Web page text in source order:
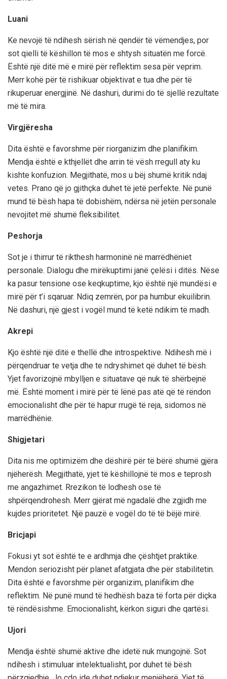
Luani
Ke nevojë të ndihesh sërish në qendër të vëmendjes, por
sot qielli të këshillon të mos e shtysh situatën me forcë.
Është një ditë më e mirë për reflektim sesa për veprim.
Merr kohë për të rishikuar objektivat e tua dhe për të
rikuperuar energjinë. Në dashuri, durimi do të sjellë rezultate
më të mira.
Virgjëresha
Dita është e favorshme për riorganizim dhe planifikim.
Mendja është e kthjellët dhe arrin të vësh rregull aty ku
kishte konfuzion. Megjithatë, mos u bëj shumë kritik ndaj
vetes. Prano që jo gjithçka duhet të jetë perfekte. Në punë
mund të bësh hapa të dobishëm, ndërsa në jetën personale
nevojitet më shumë fleksibilitet.
Peshorja
Sot je i thirrur të rikthesh harmoninë në marrëdhëniet
personale. Dialogu dhe mirëkuptimi janë çelësi i ditës. Nëse
ka pasur tensione ose keqkuptime, kjo është një mundësi e
mirë për t’i sqaruar. Ndiq zemrën, por pa humbur ekuilibrin.
Në dashuri, një gjest i vogël mund të ketë ndikim të madh.
Akrepi
Kjo është një ditë e thellë dhe introspektive. Ndihesh më i
përqendruar te vetja dhe te ndryshimet që duhet të bësh.
Yjet favorizojnë mbylljen e situatave që nuk të shërbejnë
më. Është moment i mirë për të lënë pas atë që të rëndon
emocionalisht dhe për të hapur rrugë të reja, sidomos në
marrëdhënie.
Shigjetari
Dita nis me optimizëm dhe dëshirë për të bërë shumë gjëra
njëherësh. Megjithatë, yjet të këshillojnë të mos e teprosh
me angazhimet. Rrezikon të lodhesh ose të
shpërqendrohesh. Merr gjërat më ngadalë dhe zgjidh me
kujdes prioritetet. Një pauzë e vogël do të të bëjë mirë.
Bricjapi
Fokusi yt sot është te e ardhmja dhe çështjet praktike.
Mendon seriozisht për planet afatgjata dhe për stabilitetin.
Dita është e favorshme për organizim, planifikim dhe
reflektim. Në punë mund të hedhësh baza të forta për diçka
të rëndësishme. Emocionalisht, kërkon siguri dhe qartësi.
Ujori
Mendja është shumë aktive dhe idetë nuk mungojnë. Sot
ndihesh i stimuluar intelektualisht, por duhet të bësh